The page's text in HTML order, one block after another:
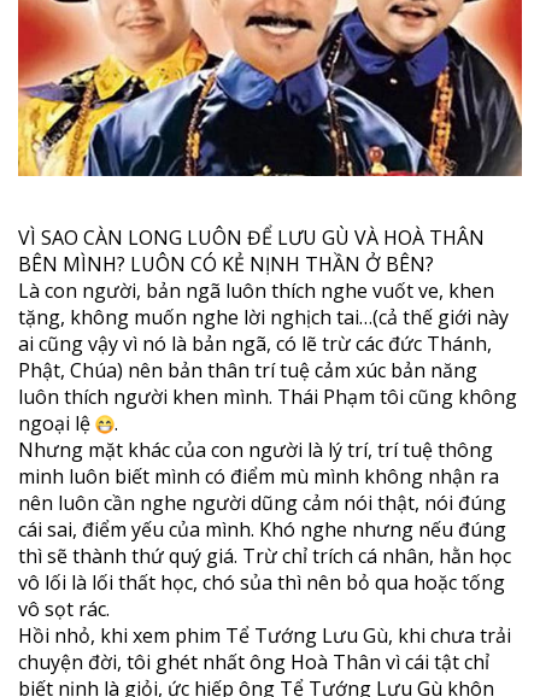
VÌ SAO CÀN LONG LUÔN ĐỂ LƯU GÙ VÀ HOÀ THÂN
BÊN MÌNH? LUÔN CÓ KẺ NỊNH THẦN Ở BÊN?
Là con người, bản ngã luôn thích nghe vuốt ve, khen
tặng, không muốn nghe lời nghịch tai…(cả thế giới này
ai cũng vậy vì nó là bản ngã, có lẽ trừ các đức Thánh,
Phật, Chúa) nên bản thân trí tuệ cảm xúc bản năng
luôn thích người khen mình. Thái Phạm tôi cũng không
ngoại lệ
.
Nhưng mặt khác của con người là lý trí, trí tuệ thông
minh luôn biết mình có điểm mù mình không nhận ra
nên luôn cần nghe người dũng cảm nói thật, nói đúng
cái sai, điểm yếu của mình. Khó nghe nhưng nếu đúng
thì sẽ thành thứ quý giá. Trừ chỉ trích cá nhân, hằn học
vô lối là lối thất học, chó sủa thì nên bỏ qua hoặc tống
vô sọt rác.
Hồi nhỏ, khi xem phim Tể Tướng Lưu Gù, khi chưa trải
chuyện đời, tôi ghét nhất ông Hoà Thân vì cái tật chỉ
biết nịnh là giỏi, ức hiếp ông Tể Tướng Lưu Gù khôn